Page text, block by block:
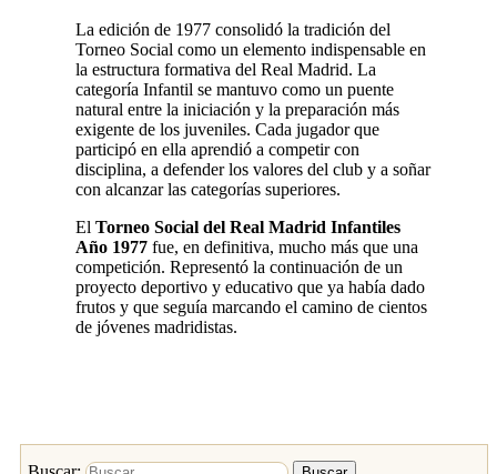
La edición de 1977 consolidó la tradición del
Torneo Social como un elemento indispensable en
la estructura formativa del Real Madrid. La
categoría Infantil se mantuvo como un puente
natural entre la iniciación y la preparación más
exigente de los juveniles. Cada jugador que
participó en ella aprendió a competir con
disciplina, a defender los valores del club y a soñar
con alcanzar las categorías superiores.
El Torneo Social del Real Madrid Infantiles
Año 1977 fue, en definitiva, mucho más que una
competición. Representó la continuación de un
proyecto deportivo y educativo que ya había dado
frutos y que seguía marcando el camino de cientos
de jóvenes madridistas.